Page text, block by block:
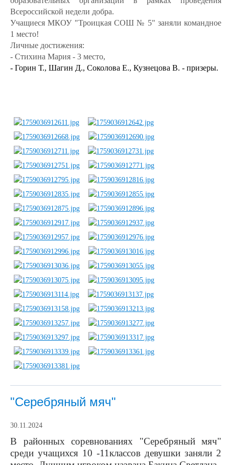
Всероссийской недели добра.
Учащиеся МКОУ "Троицкая СОШ № 5" заняли командное
1 место!
Личные достижения:
- Стихина Мария - 3 место,
- Горин Т., Шагин Д., Соколова Е., Кузнецова В. - призеры.
"Серебряный мяч"
30.11.2024
В районных соревнованиях "Серебряный мяч"
среди учащихся 10 -11классов девушки заняли 2